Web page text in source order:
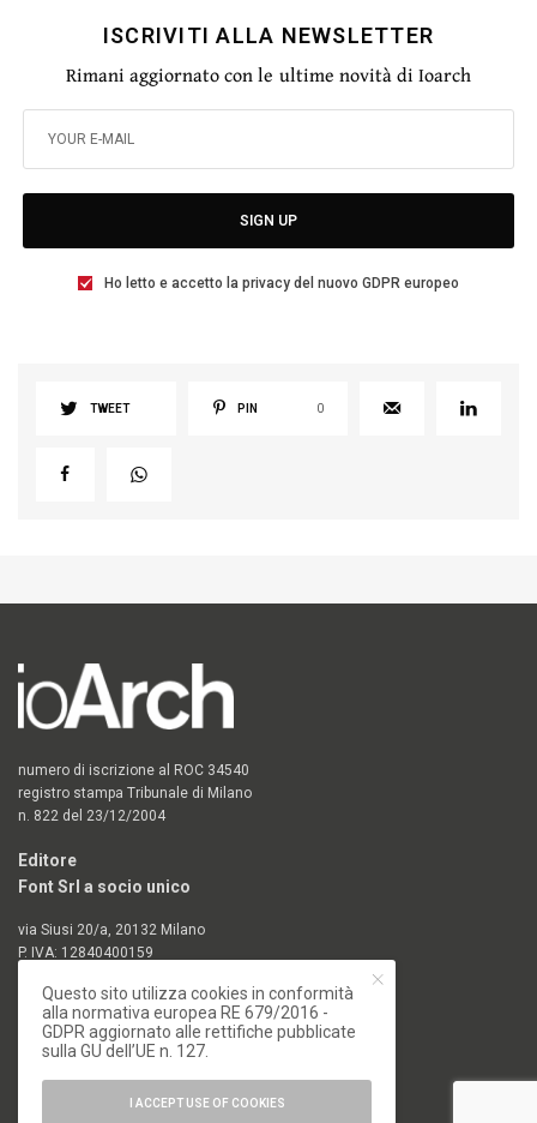
ISCRIVITI ALLA NEWSLETTER
Rimani aggiornato con le ultime novità di Ioarch
SIGN UP
Ho letto e accetto la privacy del nuovo GDPR europeo
TWEET PIN 0
numero di iscrizione al ROC 34540
registro stampa Tribunale di Milano
n. 822 del 23/12/2004
Editore
Font Srl a socio unico
via Siusi 20/a, 20132 Milano
P. IVA: 12840400159
CATEGORIE
18. Biennale di Architettura di Venezia
19. Biennale di Architettura di Venezia
Questo sito utilizza cookies in conformità
alla normativa europea RE 679/2016 -
GDPR aggiornato alle rettifiche pubblicate
sulla GU dell’UE n. 127.
I ACCEPT USE OF COOKIES